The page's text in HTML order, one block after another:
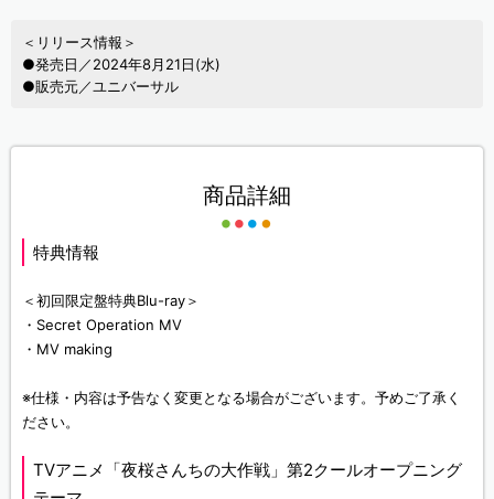
＜リリース情報＞
●発売日／2024年8月21日(水)
●販売元／ユニバーサル
商品詳細
特典情報
＜初回限定盤特典Blu-ray＞
・Secret Operation MV
・MV making
※仕様・内容は予告なく変更となる場合がございます。予めご了承く
ださい。
TVアニメ「夜桜さんちの大作戦」第2クールオープニング